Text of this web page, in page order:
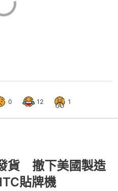
0 12 1
貨 撤下美國製造
貼牌機